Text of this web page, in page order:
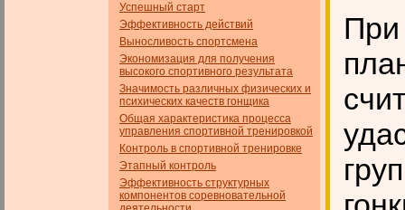
Успешный старт
Эффективность действий
Выносливость спортсмена
Экономизация для получения
высокого спортивного результата
Значимость различных физических и
психических качеств гон­щика
Общая характеристика процесса
управления спортивной тренировкой
Контроль в спортивной тренировке
Этапный контроль
Эффективность структурных
компонентов соревновательной
При